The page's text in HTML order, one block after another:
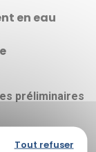
en eau
préliminaires
sont
Tout refuser